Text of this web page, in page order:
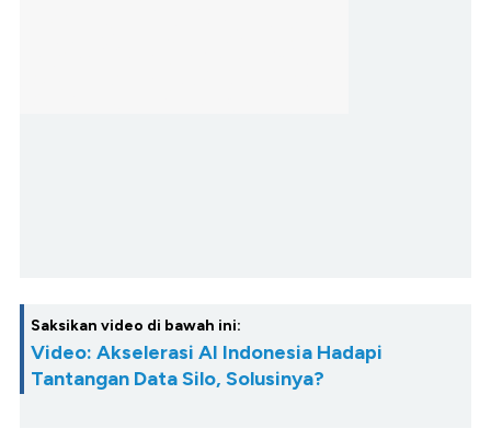
Saksikan video di bawah ini:
Video: Akselerasi AI Indonesia Hadapi
Tantangan Data Silo, Solusinya?